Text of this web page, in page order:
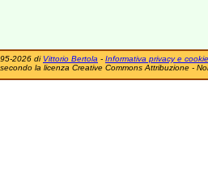
2026 di Vittorio Bertola - Informativa privacy e cookie
la licenza Creative Commons Attribuzione -